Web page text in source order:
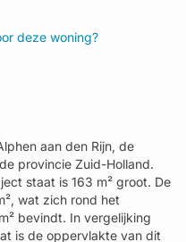
deze woning?
aan den Rijn, de
provincie Zuid-Holland.
staat is 163 m² groot. De
wat zich rond het
bevindt. In vergelijking
is de oppervlakte van dit